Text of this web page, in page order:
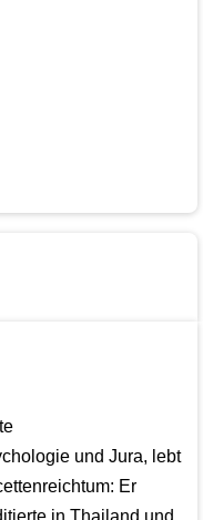
und Jura, lebt
Er
in Thailand und